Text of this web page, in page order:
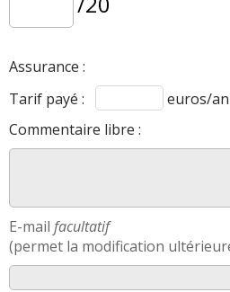
Assurance :
Tarif payé :
euros/an
Commentaire libre :
E-mail facultatif
(permet la modification